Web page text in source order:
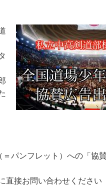
パンフレット）への「協
直接お問い合わせください